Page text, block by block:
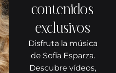
contenidos
exclusivos
Disfruta la música
de Sofía Esparza.
Descubre vídeos,